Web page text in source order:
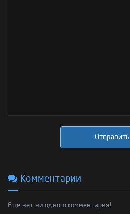
Отправить
Комментарии
Еще нет ни одного комментария!